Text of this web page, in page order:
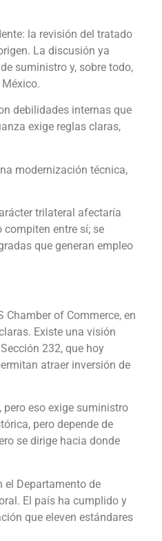
la revisión del tratado
La discusión ya
suministro y, sobre todo,
debilidades internas que
exige reglas claras,
modernización técnica,
trilateral afectaría
entre sí; se
que generan empleo
Chamber of Commerce, en
Existe una visión
232, que hoy
atraer inversión de
eso exige suministro
pero depende de
se dirige hacia donde
el Departamento de
El país ha cumplido y
que eleven estándares